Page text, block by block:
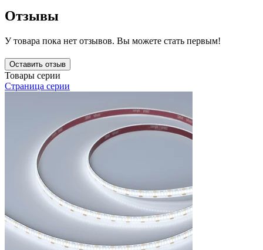
Отзывы
У товара пока нет отзывов. Вы можете стать первым!
Оставить отзыв
Товары серии
Страница серии